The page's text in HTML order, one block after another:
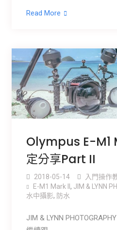
Read More
Olympus E-M1
定分享Part II
2018-05-14 入門操作
E-M1 Mark ll , JIM & LYNN
水中攝影, 防水
JIM & LYNN